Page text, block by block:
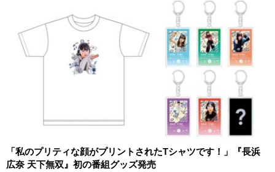
「私のプリティな顔がプリントされたTシャツです！」『長浜
広奈 天下無双』初の番組グッズ発売